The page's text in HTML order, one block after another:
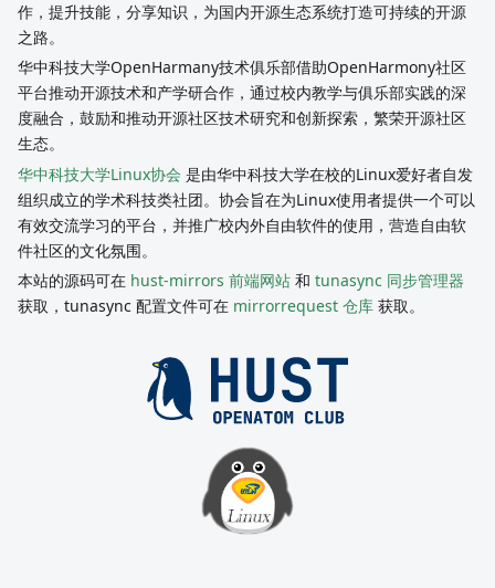
作，提升技能，分享知识，为国内开源生态系统打造可持续的开源
之路。
华中科技大学OpenHarmany技术俱乐部借助OpenHarmony社区
平台推动开源技术和产学研合作，通过校内教学与俱乐部实践的深
度融合，鼓励和推动开源社区技术研究和创新探索，繁荣开源社区
生态。
华中科技大学Linux协会 是由华中科技大学在校的Linux爱好者自发
组织成立的学术科技类社团。协会旨在为Linux使用者提供一个可以
有效交流学习的平台，并推广校内外自由软件的使用，营造自由软
件社区的文化氛围。
本站的源码可在 hust-mirrors 前端网站 和 tunasync 同步管理器
获取，tunasync 配置文件可在 mirrorrequest 仓库 获取。